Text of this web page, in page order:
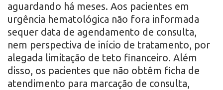
aguardando há meses. Aos pacientes em
urgência hematológica não fora informada
sequer data de agendamento de consulta,
nem perspectiva de início de tratamento, por
alegada limitação de teto financeiro. Além
disso, os pacientes que não obtêm ficha de
atendimento para marcação de consulta,